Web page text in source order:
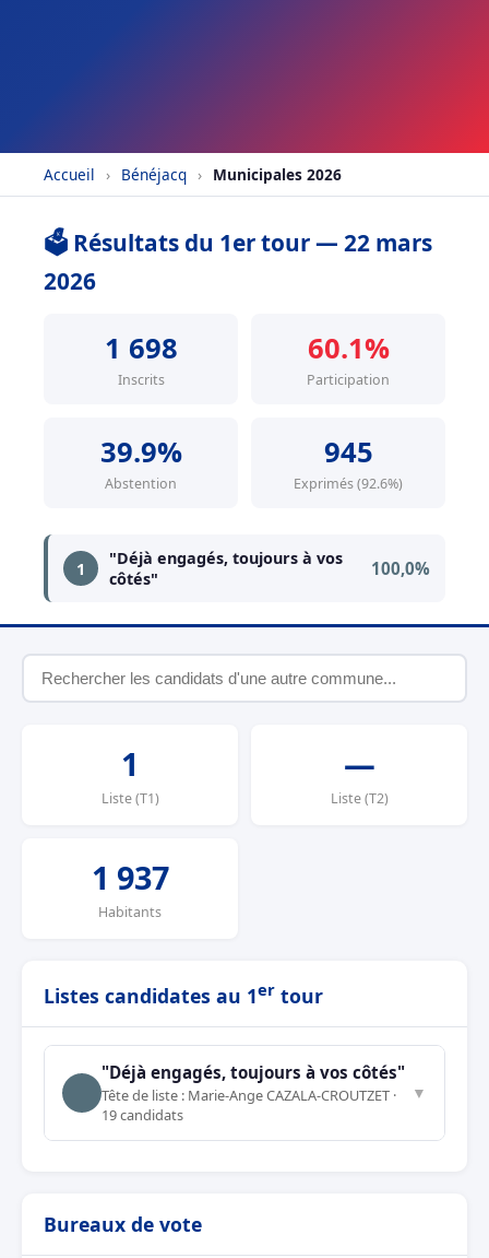
Accueil › Bénéjacq › Municipales 2026
🗳️ Résultats du 1er tour — 22 mars
2026
1 698
Inscrits
60.1%
Participation
39.9%
Abstention
945
Exprimés (92.6%)
1
"Déjà engagés, toujours à vos
côtés"
100,0%
1
Liste (T1)
—
Liste (T2)
1 937
Habitants
Listes candidates au 1er tour
"Déjà engagés, toujours à vos côtés"
Tête de liste : Marie-Ange CAZALA-CROUTZET ·
19 candidats
▼
Bureaux de vote